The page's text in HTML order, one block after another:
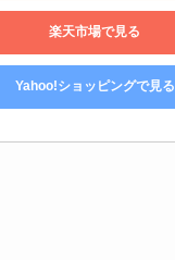
楽天市場で見る
Yahoo!ショッピングで見る